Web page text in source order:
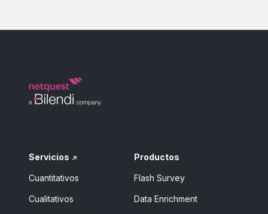
Servicios
Cuantitativos
Cualitativos
Productos
Flash Survey
Data Enrichment